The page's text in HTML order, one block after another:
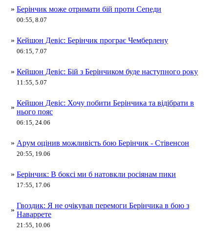
» Берінчик може отримати бій проти Сепеди
00:55, 8.07
» Кейшон Девіс: Берінчик програє Чемберлену
06:15, 7.07
» Кейшон Девіс: Бій з Берінчиком буде наступного року
11:55, 5.07
»
Кейшон Девіс: Хочу побити Берінчика та відібрати в
нього пояс
06:15, 24.06
» Арум оцінив можливість бою Берінчик - Стівенсон
20:55, 19.06
» Берінчик: В боксі ми б натовкли росіянам пики
17:55, 17.06
»
Гвоздик: Я не очікував перемоги Берінчика в бою з
Наваррете
21:55, 10.06